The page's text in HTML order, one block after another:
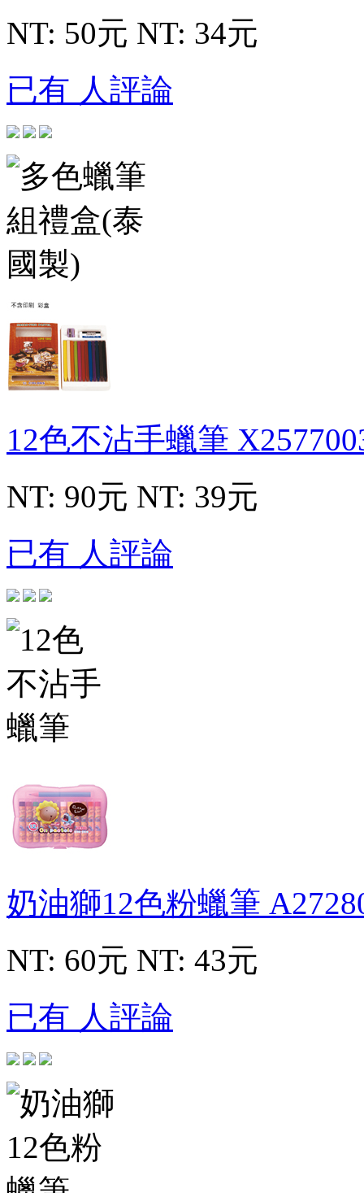
NT: 50元 NT: 34元
已有 人評論
12色不沾手蠟筆
NT: 90元 NT: 39元
已有 人評論
奶油獅12色粉蠟筆
NT: 60元 NT: 43元
已有 人評論